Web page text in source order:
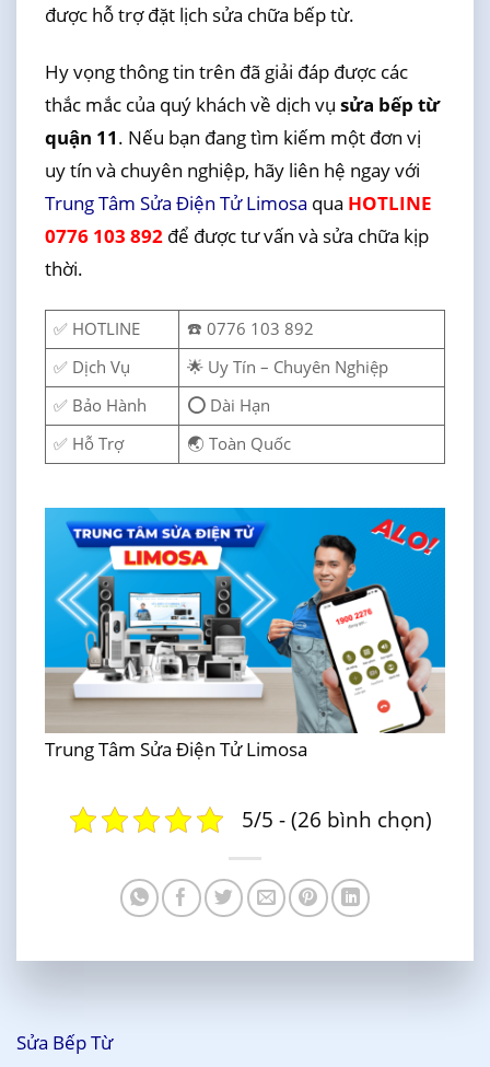
được hỗ trợ đặt lịch sửa chữa bếp từ.
Hy vọng thông tin trên đã giải đáp được các
thắc mắc của quý khách về dịch vụ sửa bếp từ
quận 11. Nếu bạn đang tìm kiếm một đơn vị
uy tín và chuyên nghiệp, hãy liên hệ ngay với
Trung Tâm Sửa Điện Tử Limosa qua HOTLINE
0776 103 892để được tư vấn và sửa chữa kịp
thời.
✅ HOTLINE
☎️ 0776 103 892
✅ Dịch Vụ
🌟 Uy Tín – Chuyên Nghiệp
✅ Bảo Hành
⭕ Dài Hạn
✅ Hỗ Trợ
🌏 Toàn Quốc
Trung Tâm Sửa Điện Tử Limosa
5/5 - (26 bình chọn)
Sửa Bếp Từ